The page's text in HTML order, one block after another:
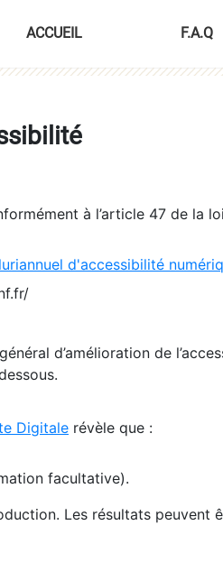
ACCUEIL F.A.Q
à l’article 47 de la
d'accessibilité
d’amélioration de
Digitale révèle que :
facultative).
Les résultats peuvent